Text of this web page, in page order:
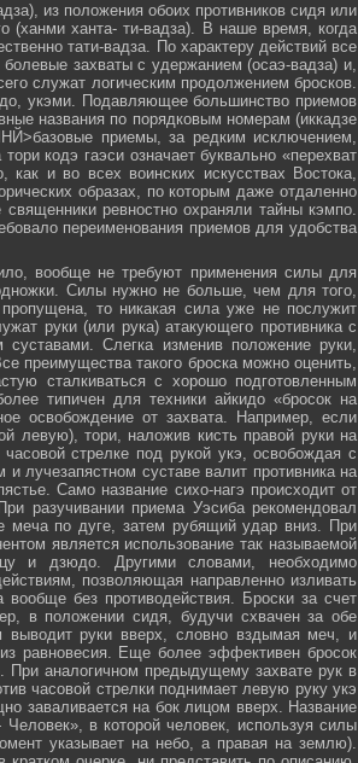
из положения обоих противников сидя или
(ханми ханта- ти-вадза). В наше время, когда
тати-вадза. По характеру действий все
захваты с удержанием (осаэ-вадза) и,
служат логическим продолжением бросков.
укэми. Подавляющее большинство приемов
названия по порядковым номерам (иккадзе
приемы, за редким исключением,
кодэ гаэси означает буквально «перехват
и во всех воинских искусствах Востока,
образах, по которым даже отдаленно
ревностно охраняли тайны кэмпо.
переименования приемов для удобства
вообще не требуют применения силы для
Силы нужно не больше, чем для того,
то никакая сила уже не послужит
руки (или рука) атакующего противника с
Слегка изменив положение руки,
такого броска можно оценить,
сталкиваться с хорошо подготовленным
типичен для техники айкидо «бросок на
освобождение от захвата. Например, если
левую), тори, наложив кисть правой руки на
стрелке под рукой укэ, освобождая с
лучезапястном суставе валит противника на
Само название сихо-нагэ происходит от
разучивании приема Уэсиба рекомендовал
меча по дуге, затем рубящий удар вниз. При
является использование так называемой
и дзюдо. Другими словами, необходимо
позволяющая направленно изливать
без противодействия. Броски за счет
в положении сидя, будучи схвачен за обе
выводит руки вверх, словно вздымая меч, и
равновесия. Еще более эффективен бросок
При аналогичном предыдущему захвате рук в
часовой стрелки поднимает левую руку укэ
заваливается на бок лицом вверх. Название
в которой человек, используя силы
указывает на небо, а правая на землю).